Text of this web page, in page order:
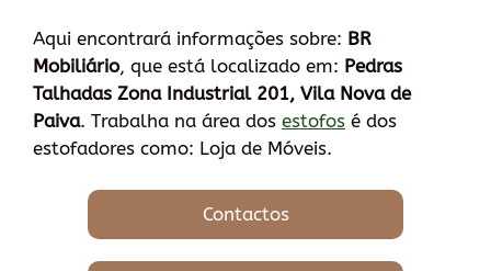
Aqui encontrará informações sobre: BR
Mobiliário, que está localizado em: Pedras
Talhadas Zona Industrial 201, Vila Nova de
Paiva. Trabalha na área dos estofos é dos
estofadores como: Loja de Móveis.
Contactos